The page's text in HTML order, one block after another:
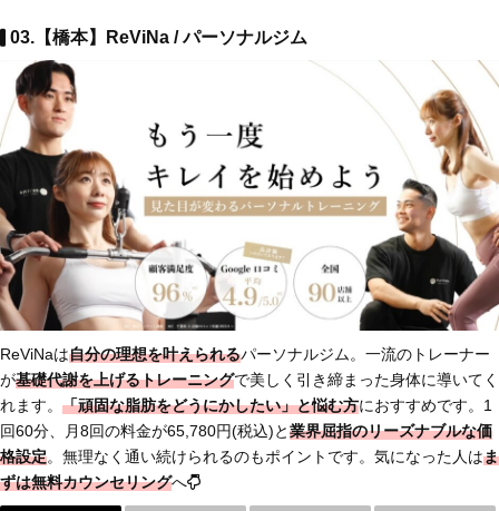
03.【橋本】ReViNa / パーソナルジム
ReViNaは自分の理想を叶えられるパーソナルジム。一流のトレーナー
が基礎代謝を上げるトレーニングで美しく引き締まった身体に導いてく
れます。 「頑固な脂肪をどうにかしたい」と悩む方におすすめです。1
回60分、月8回の料金が65,780円(税込)と業界屈指のリーズナブルな価
格設定。無理なく通い続けられるのもポイントです。気になった人はま
ずは無料カウンセリングへ